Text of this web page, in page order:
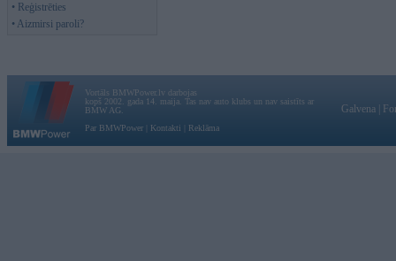
• Reģistrēties
• Aizmirsi paroli?
Vortāls BMWPower.lv darbojas
kopš 2002. gada 14. maija. Tas nav auto klubs un nav saistīts ar
BMW AG.
Par BMWPower
Kontakti Reklāma
Galvena